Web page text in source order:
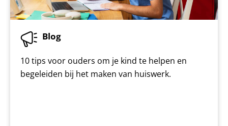
Blog
10 tips voor ouders om je kind te helpen en
begeleiden bij het maken van huiswerk.